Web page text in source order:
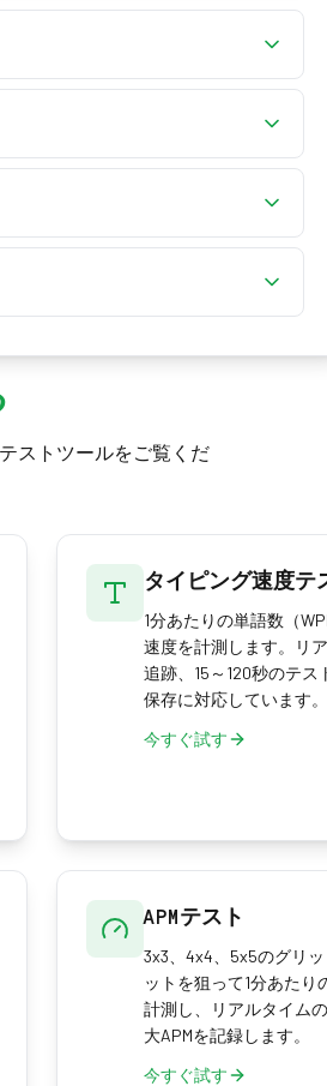
までの入力ラグを測定しま
でイベント処理遅延をミリ秒で
技プレイに最適、5〜10msは
を超えるとタイミングに敏感
を公開せず、通常のキー押下
間の間隔を示します — キーを
響します。各フレームでブラ
ばならないため、数値は揺れ
安定した流れにはキーを押し
を描きます。
ストツールをご覧くだ
タイピング速度テ
1分あたりの単語数（
速度を計測します。リ
追跡、15～120秒のテ
保存に対応しています。
今すぐ試す
APMテスト
3x3、4x4、5x5のグリ
ットを狙って1分あたり
計測し、リアルタイム
大APMを記録します。
今すぐ試す